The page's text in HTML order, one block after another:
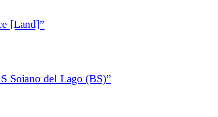
[Land]”
Soiano del Lago (BS)”